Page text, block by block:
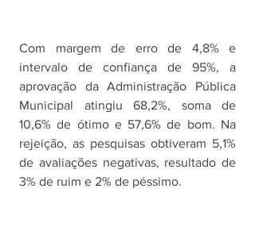
Com margem de erro de 4,8% e
intervalo de confiança de 95%, a
aprovação da Administração Pública
Municipal atingiu 68,2%, soma de
10,6% de ótimo e 57,6% de bom. Na
rejeição, as pesquisas obtiveram 5,1%
de avaliações negativas, resultado de
3% de ruim e 2% de péssimo.